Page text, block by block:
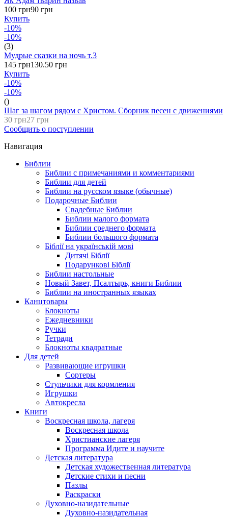
100 грн90 грн
Купить
-10%
-10%
(3)
Мудрые сказки на ночь т.3
145 грн130.50 грн
Купить
-10%
-10%
()
Шаг за шагом рядом с Христом. Сборник песен с движениями
30 грн27 грн
Сообщить о поступлении
Навигация
Библии
Библии с примечаниями и комментариями
Библии для детей
Библии на русском языке (обычные)
Подарочные Библии
Свадебные Библии
Библии малого формата
Библии среднего формата
Библии большого формата
Біблії на українській мові
Дитячі Біблії
Подарункові Біблії
Библии настольные
Новый Завет, Псалтырь, книги Библии
Библии на иностранных языках
Канцтовары
Блокноты
Ежедневники
Ручки
Тетради
Блокноты квадратные
Для детей
Развивающие игрушки
Сортеры
Стульчики для кормления
Игрушки
Автокресла
Книги
Воскресная школа, лагеря
Воскресная школа
Христианские лагеря
Программа Идите и научите
Детская литература
Детская художественная литература
Детские стихи и песни
Пазлы
Раскраски
Духовно-назидательные
Духовно-назидательная